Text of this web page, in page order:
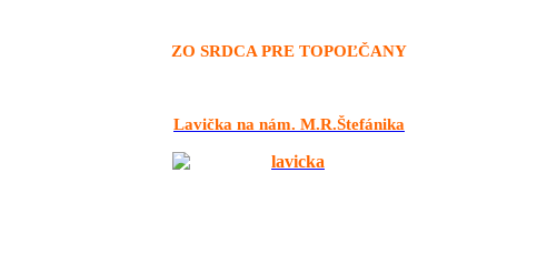
ZO SRDCA PRE TOPOĽČANY
Lavička na nám. M.R.Štefánika